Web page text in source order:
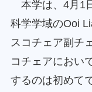
本学は、4月1
科学学域のOoi
スコチェア副チ
コチェアにおい
するのは初めて